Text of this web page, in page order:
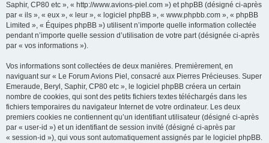
Saphir, CP80 etc », « http://www.avions-piel.com ») et phpBB (désigné ci-après
par « ils », « eux », « leur », « logiciel phpBB », « www.phpbb.com », « phpBB
Limited », « Équipes phpBB ») utilisent n’importe quelle information collectée
pendant n’importe quelle session d’utilisation de votre part (désignée ci-après
par « vos informations »).
Vos informations sont collectées de deux manières. Premièrement, en
naviguant sur « Le Forum Avions Piel, consacré aux Pierres Précieuses. Super
Emeraude, Beryl, Saphir, CP80 etc », le logiciel phpBB créera un certain
nombre de cookies, qui sont des petits fichiers textes téléchargés dans les
fichiers temporaires du navigateur Internet de votre ordinateur. Les deux
premiers cookies ne contiennent qu’un identifiant utilisateur (désigné ci-après
par « user-id ») et un identifiant de session invité (désigné ci-après par
« session-id »), qui vous sont automatiquement assignés par le logiciel phpBB.